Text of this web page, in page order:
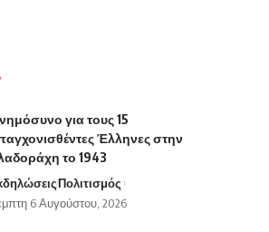
για τους 15
Έλληνες στην
το 1943
Πολιτισμός
6 Αυγούστου, 2026